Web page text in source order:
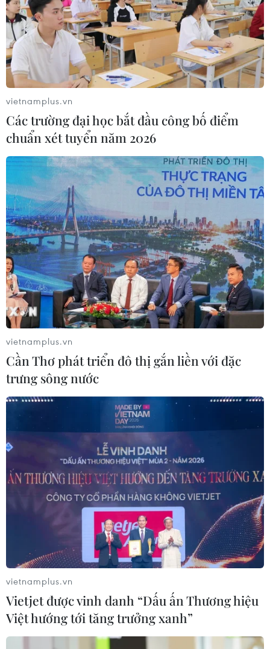
vietnamplus.vn
Các trường đại học bắt đầu công bố điểm
chuẩn xét tuyển năm 2026
vietnamplus.vn
Cần Thơ phát triển đô thị gắn liền với đặc
trưng sông nước
vietnamplus.vn
Vietjet được vinh danh “Dấu ấn Thương hiệu
Việt hướng tới tăng trưởng xanh”